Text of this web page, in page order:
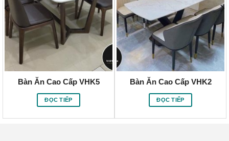
Bàn Ăn Cao Cấp VHK5
ĐỌC TIẾP
Bàn Ăn Cao Cấp VHK2
ĐỌC TIẾP